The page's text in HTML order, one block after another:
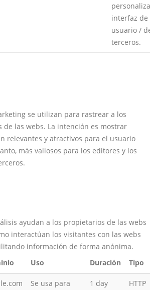
interfaz de
usuario /
terceros.
se utilizan para rastrear a los
de las webs. La intención es mostrar
relevantes y atractivos para el usuario
más valiosos para los editores y los
ayudan a los propietarios de las webs
interactúan los visitantes con las webs
información de forma anónima.
Uso Duración Tipo
Se usa para
1 day HTTP